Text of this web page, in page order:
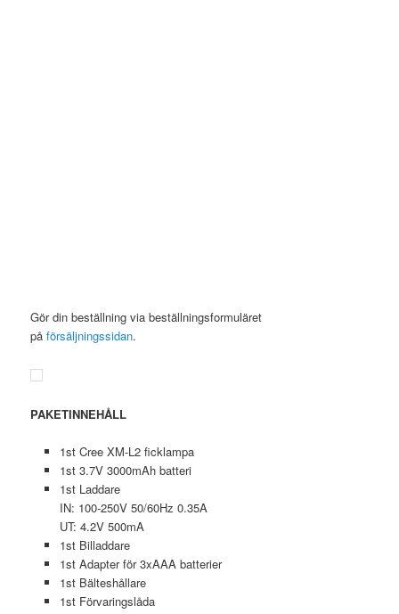
Gör din beställning via beställningsformuläret
påförsäljningssidan.
PAKETINNEHÅLL
1st Cree XM-L2 ficklampa
1st 3.7V 3000mAh batteri
1st Laddare
IN: 100-250V 50/60Hz 0.35A
UT: 4.2V 500mA
1st Billaddare
1st Adapter för 3xAAA batterier
1st Bälteshållare
1st Förvaringslåda